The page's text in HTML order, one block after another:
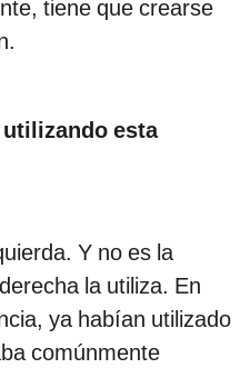
tiene que crearse
esta
Y no es la
la utiliza. En
ya habían utilizado
comúnmente